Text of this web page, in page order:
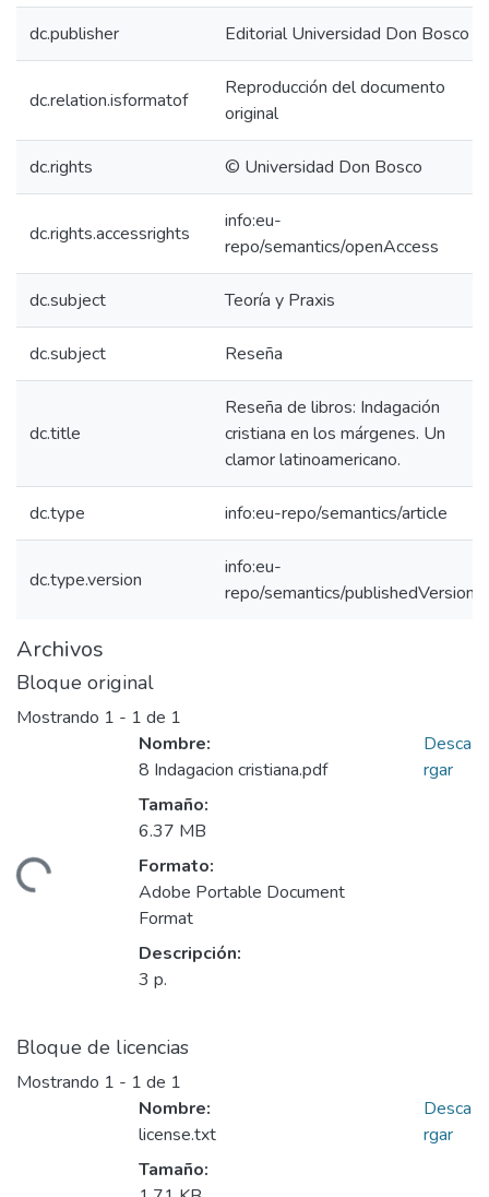
dc.publisher Editorial Universidad Don Bosco
dc.relation.isformatof
Reproducción del documento
original
dc.rights © Universidad Don Bosco
dc.rights.accessrights
info:eu-
repo/semantics/openAccess
dc.subject Teoría y Praxis
dc.subject Reseña
dc.title
Reseña de libros: Indagación
cristiana en los márgenes. Un
clamor latinoamericano.
dc.type info:eu-repo/semantics/article
dc.type.version
info:eu-
repo/semantics/publishedVersion
Archivos
Bloque original
Mostrando 1 - 1 de 1
Nombre:
8 Indagacion cristiana.pdf
Tamaño:
6.37 MB
Formato:
Adobe Portable Document
Format
Descripción:
3 p.
Desca
rgar
Bloque de licencias
Mostrando 1 - 1 de 1
Nombre:
license.txt
Tamaño:
Desca
rgar